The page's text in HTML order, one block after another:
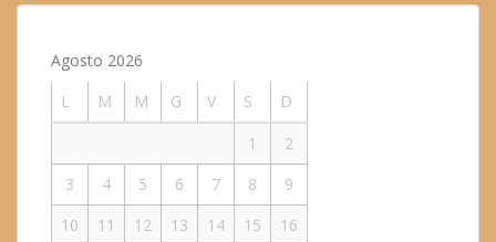
Agosto 2026
L
M M G V S
D
1
2
3
4 5 6 7 8
9
10
11 12 13 14 15
16